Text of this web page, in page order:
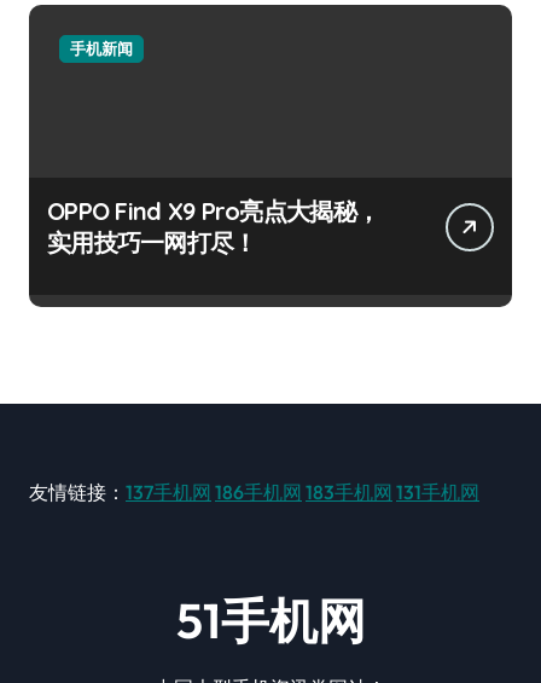
手机新闻
OPPO Find X9 Pro亮点大揭秘，
实用技巧一网打尽！
友情链接： 137手机网 186手机网 183手机网 131手机网
51手机网